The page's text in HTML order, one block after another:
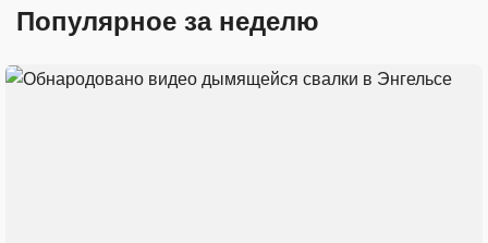
Популярное за неделю